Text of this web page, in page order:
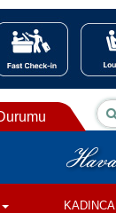
KADINCA